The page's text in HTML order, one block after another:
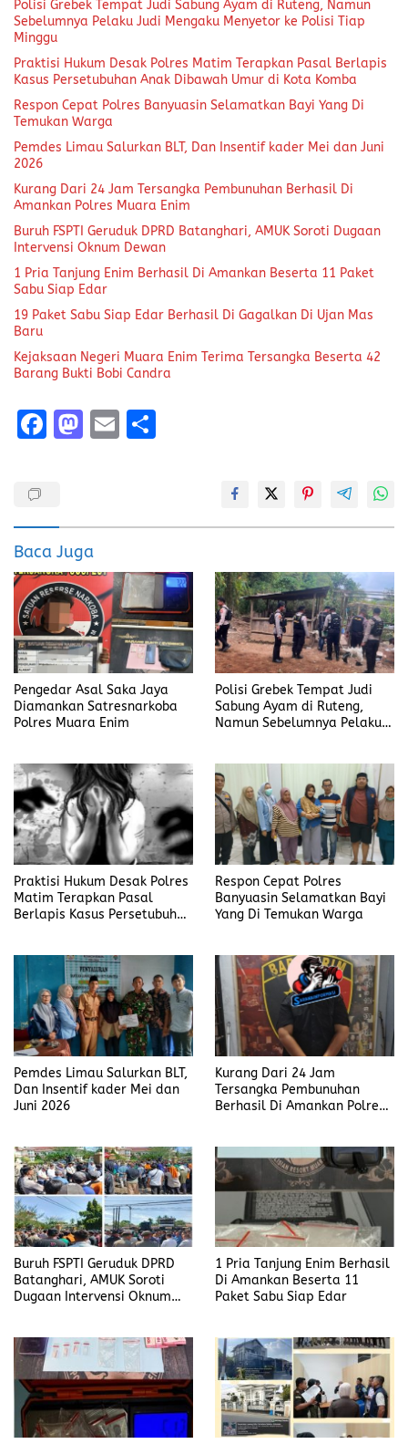
Polisi Grebek Tempat Judi Sabung Ayam di Ruteng, Namun
Sebelumnya Pelaku Judi Mengaku Menyetor ke Polisi Tiap
Minggu
Praktisi Hukum Desak Polres Matim Terapkan Pasal Berlapis
Kasus Persetubuhan Anak Dibawah Umur di Kota Komba
Respon Cepat Polres Banyuasin Selamatkan Bayi Yang Di
Temukan Warga
Pemdes Limau Salurkan BLT, Dan Insentif kader Mei dan Juni
2026
Kurang Dari 24 Jam Tersangka Pembunuhan Berhasil Di
Amankan Polres Muara Enim
Buruh FSPTI Geruduk DPRD Batanghari, AMUK Soroti Dugaan
Intervensi Oknum Dewan
1 Pria Tanjung Enim Berhasil Di Amankan Beserta 11 Paket
Sabu Siap Edar
19 Paket Sabu Siap Edar Berhasil Di Gagalkan Di Ujan Mas
Baru
Kejaksaan Negeri Muara Enim Terima Tersangka Beserta 42
Barang Bukti Bobi Candra
F
o
o
k
M
d
o
n
E
Baca Juga
Pengedar Asal Saka Jaya
Diamankan Satresnarkoba
Polres Muara Enim
Polisi Grebek Tempat Judi
Sabung Ayam di Ruteng,
Namun Sebelumnya Pelaku
Praktisi Hukum Desak Polres
Matim Terapkan Pasal
Berlapis Kasus Persetubuhan
Respon Cepat Polres
Banyuasin Selamatkan Bayi
Yang Di Temukan Warga
Pemdes Limau Salurkan BLT,
Dan Insentif kader Mei dan
Juni 2026
Kurang Dari 24 Jam
Tersangka Pembunuhan
Berhasil Di Amankan Polres
Buruh FSPTI Geruduk DPRD
Batanghari, AMUK Soroti
Dugaan Intervensi Oknum
1 Pria Tanjung Enim Berhasil
Di Amankan Beserta 11
Paket Sabu Siap Edar